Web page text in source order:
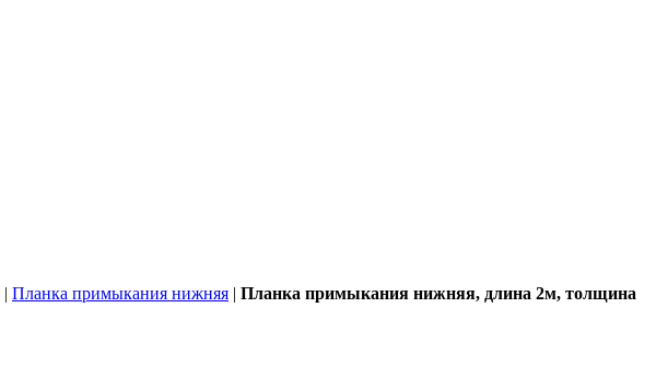
| Планка примыкания нижняя | Планка примыкания нижняя, длина 2м, толщина